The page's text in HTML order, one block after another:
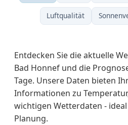
Luftqualität
Entdecken Sie die aktuelle
Bad Honnef und die
Tage. Unsere Daten bieten
Informationen zu
wichtigen Wetterdaten -
Planung.